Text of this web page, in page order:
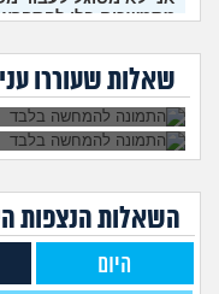
מתמשכים בלי להתפרץ
בעלי חסר רגשות באופן
(אנונימית, בת 33)
מרגיש תקוע בחיים, איך
להתמודד? (zak, בן 25)
(אנוני, בת 18)
איך לספר לבן זוג שלי
תקיפה מינית?
שאלות שעוררו
הגיוני שפסיכיאטר
גיליתי שאני סובל מ
OCD, איך להתמודד
עם הדיכאון?
השאלות הנצפות ה
היום